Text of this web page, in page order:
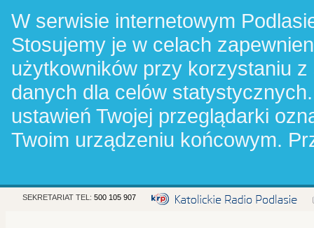
W serwisie internetowym
Stosujemy je w celach
użytkowników przy korzystaniu
danych dla celów
ustawień Twojej przeglądarki
Twoim urządzeniu końcowym.
SEKRETARIAT TEL: 500 105 907